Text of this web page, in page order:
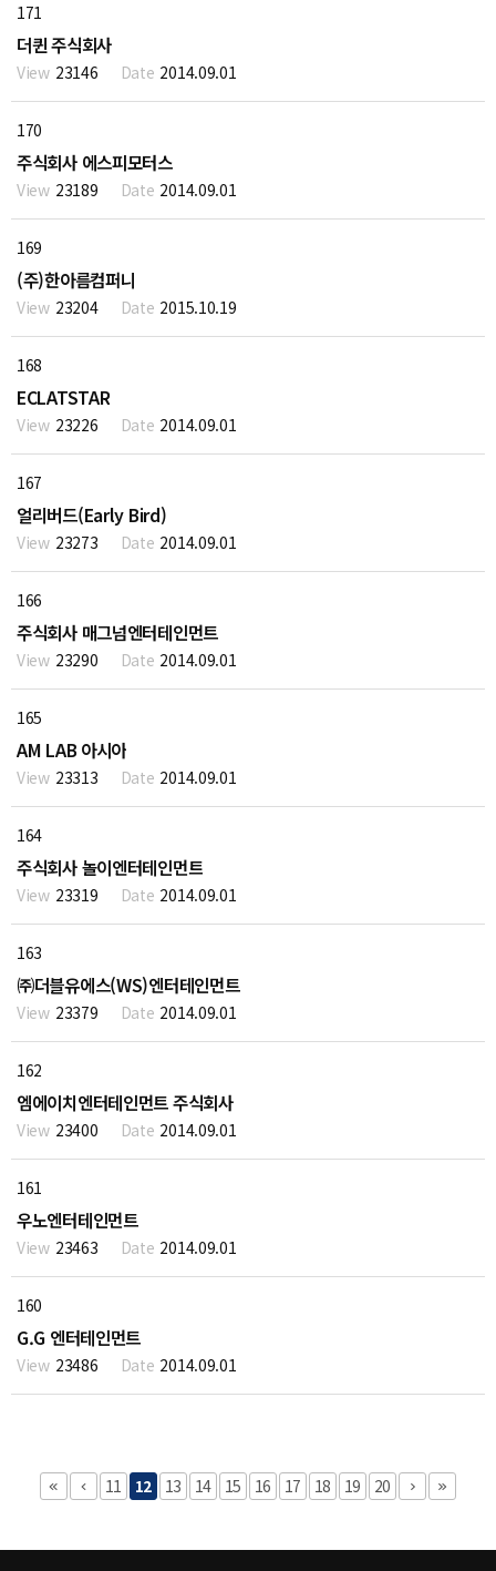
171
더퀸 주식회사
23146 2014.09.01
170
주식회사 에스피모터스
23189 2014.09.01
169
(주)한아름컴퍼니
23204 2015.10.19
168
ECLATSTAR
23226 2014.09.01
167
얼리버드(Early Bird)
23273 2014.09.01
166
주식회사 매그넘엔터테인먼트
23290 2014.09.01
165
AM LAB 아시아
23313 2014.09.01
164
주식회사 놀이엔터테인먼트
23319 2014.09.01
163
㈜더블유에스(WS)엔터테인먼트
23379 2014.09.01
162
엠에이치엔터테인먼트 주식회사
23400 2014.09.01
161
우노엔터테인먼트
23463 2014.09.01
160
G.G 엔터테인먼트
23486 2014.09.01
11 12 13 14 15 16 17 18 19 20